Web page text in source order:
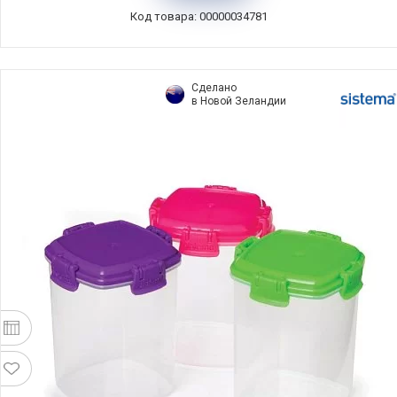
Код товара: 00000034781
Сделано
в Новой Зеландии